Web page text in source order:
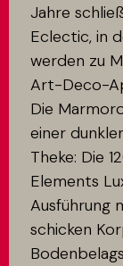
Jahre
Eclectic, in
werden zu
Art-Deco-
Die
einer
Theke: Die
Elements
Ausführung
schicken